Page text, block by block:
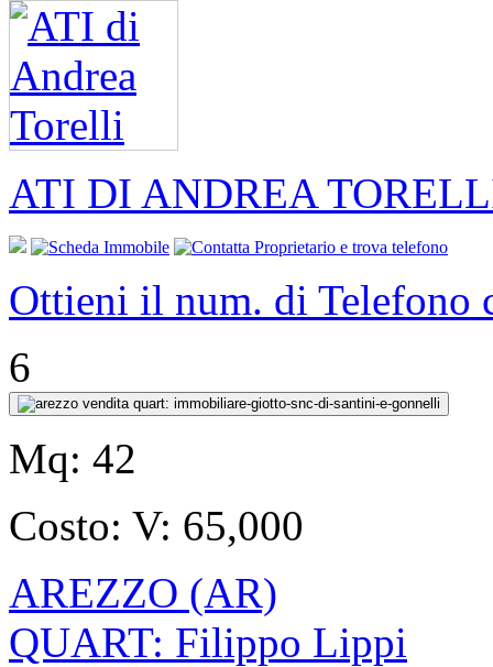
ATI DI ANDREA
Ottieni il num. di Telefono
6
Mq: 42
Costo: V: 65,000
AREZZO (AR)
QUART: Filippo Lippi